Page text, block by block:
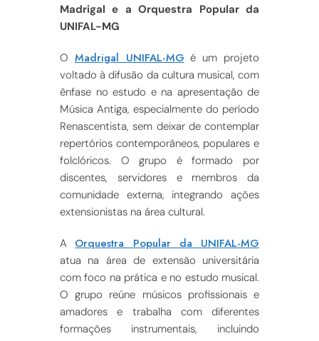
Madrigal e a Orquestra Popular da
UNIFAL-MG
O Madrigal UNIFAL-MG é um projeto
voltado à difusão da cultura musical, com
ênfase no estudo e na apresentação de
Música Antiga, especialmente do período
Renascentista, sem deixar de contemplar
repertórios contemporâneos, populares e
folclóricos. O grupo é formado por
discentes, servidores e membros da
comunidade externa, integrando ações
extensionistas na área cultural.
A Orquestra Popular da UNIFAL-MG
atua na área de extensão universitária
com foco na prática e no estudo musical.
O grupo reúne músicos profissionais e
amadores e trabalha com diferentes
formações instrumentais, incluindo